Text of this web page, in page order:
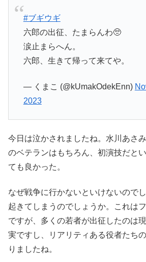
#ブギウギ
六郎の出征、たまらんわ🥺
涙止まらへん。
六郎、生きて帰って来てや。
— くまこ (@kUmakOdekEnn)
2023
今日は泣かされましたね。水川あさ
のベテランはもちろん、初演技だと
ても良かった。
なぜ戦争に行かないといけないので
起きてしまうのでしょうか。これは
ですが、多くの若者が出征したのは
実ですし、リアリティある役者たち
りましたね。